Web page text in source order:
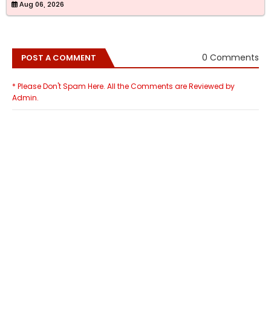
Aug 06, 2026
POST A COMMENT 0 Comments
* Please Don't Spam Here. All the Comments are Reviewed by
Admin.